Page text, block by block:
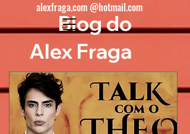
Blog do
Alex Fraga
alexfraga.com @hotmail.com